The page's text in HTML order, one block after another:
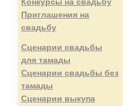
Приглашения на
свадьбу
Сценарии свадьбы
для тамады
Сценарии свадьбы без
тамады
Сценарии выкупа